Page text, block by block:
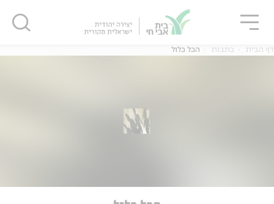
דף הבית כתבות הכל כלול
סגור